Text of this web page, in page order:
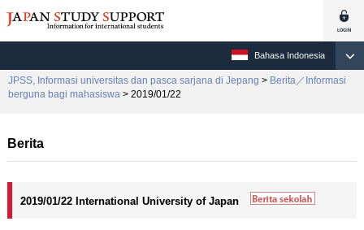
Bahasa Indonesia
JPSS, Informasi universitas dan pasca sarjana di Jepang > Berita／Informasi
berguna bagi mahasiswa > 2019/01/22
Berita
2019/01/22 International University of Japan